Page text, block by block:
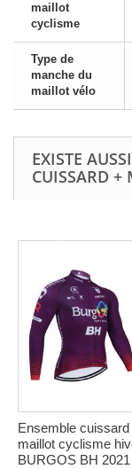
maillot
cyclisme
Type de
manche du
maillot vélo
EXISTE
CUISSARD +
Ensemble
maillot cyclisme
BURGOS BH 2021